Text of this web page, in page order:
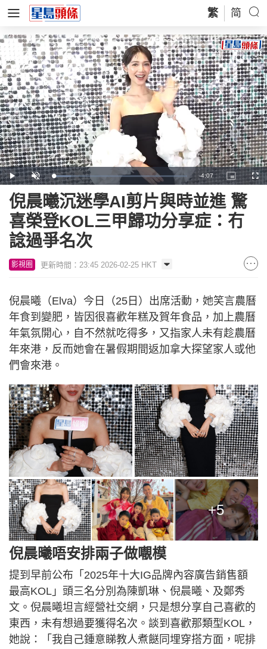
繁 简
Play Unmute Loaded:
13.12%
Remaining
Time
-4:07
Picture-
in-
倪晨曦沉迷學AI剪片與時並進 驚
喜榮登KOL三甲歸功分享症：冇
諗過爭名次
影視圈 更新時間：23:45 2026-02-25 HKT
倪晨曦（Elva）今日（25日）出席活動，她笑言農曆
年食到變肥，皆因很喜歡年糕及賀年食品，加上農曆
年氣氛開心，自不然就吃得多，又指家人未有趁農曆
年來港，反而她會在暑假期間返加拿大探望家人或他
們會來港。
+5
倪晨曦唔安排兩子做𡃁模
提到早前公布「2025年十大IG品牌內容廣告銷售額
最高KOL」頭三名分別為陳凱琳、倪晨曦、及鄭秀
文。倪晨曦坦言經營社交網，只是想分享自己喜歡的
東西，未有想過要獲得名次。談到喜歡那類型KOL，
她說：「我自己鍾意睇教人煮餸同埋穿搭方面，呢排